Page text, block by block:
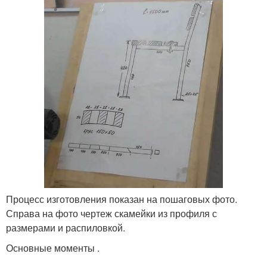
Процесс изготовления показан на пошаговых фото.
Справа на фото чертеж скамейки из профиля с
размерами и распиловкой.
Основные моменты .